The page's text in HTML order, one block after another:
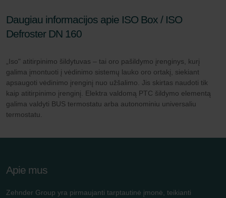
Daugiau informacijos apie ISO Box / ISO
Defroster DN 160
„Iso" atitirpinimo šildytuvas – tai oro pašildymo įrenginys, kurį
galima įmontuoti į vėdinimo sistemų lauko oro ortakį, siekiant
apsaugoti vėdinimo įrenginį nuo užšalimo. Jis skirtas naudoti tik
kaip atitirpinimo įrenginį. Elektra valdomą PTC šildymo elementą
galima valdyti BUS termostatu arba autonominiu universaliu
termostatu.
Apie mus
Zehnder Group yra pirmaujanti tarptautinė įmonė, teikianti